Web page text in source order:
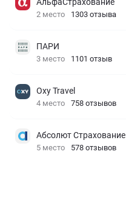
2 место 1303 отзыва
ПАРИ
3 место 1101 отзыв
Oxy Travel
4 место 758 отзывов
Абсолют Страхование
5 место 578 отзывов